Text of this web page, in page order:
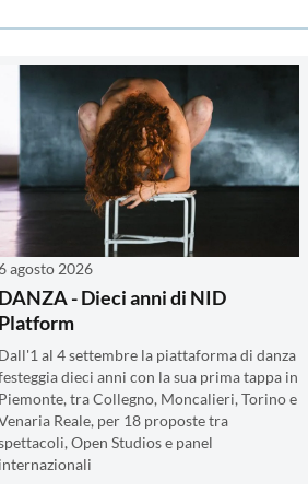
agosto 2026
DANZA - Dieci anni di NID
Platform
Dall'1 al 4 settembre la piattaforma di danza
dieci anni con la sua prima tappa in
Piemonte, tra Collegno, Moncalieri, Torino e
Reale, per 18 proposte tra
Open Studios e panel
internazionali